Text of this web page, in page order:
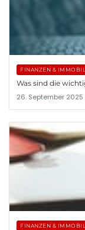
FINANZEN &
Was sind die
26. September 2025
FINANZEN &